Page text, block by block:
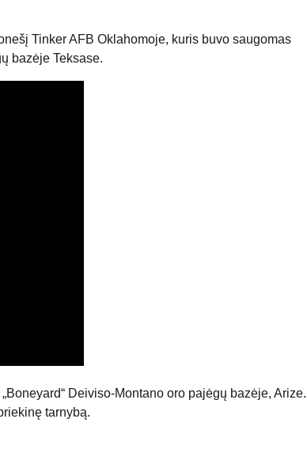
Tinker AFB Oklahomoje, kuris buvo saugomas
bazėje Teksase.
Deiviso-Montano oro pajėgų bazėje, Arize.
tarnybą.